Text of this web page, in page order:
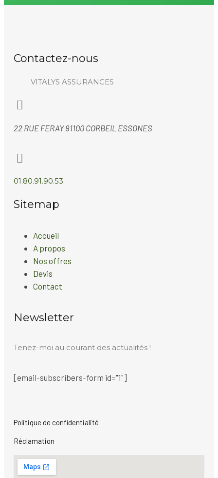
Contactez-nous
VITALYS ASSURANCES
22 RUE FERAY 91100 CORBEIL ESSONES
01.80.91.90.53
Sitemap
Accueil
A propos
Nos offres
Devis
Contact
Newsletter
Tenez-moi au courant des actualités !
[email-subscribers-form id="1"]
Politique de confidentialité
Réclamation